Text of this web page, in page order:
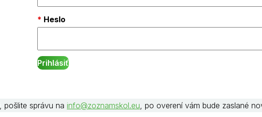
Heslo
, pošlite správu na info@zoznamskol.eu , po overení vám bude zaslané